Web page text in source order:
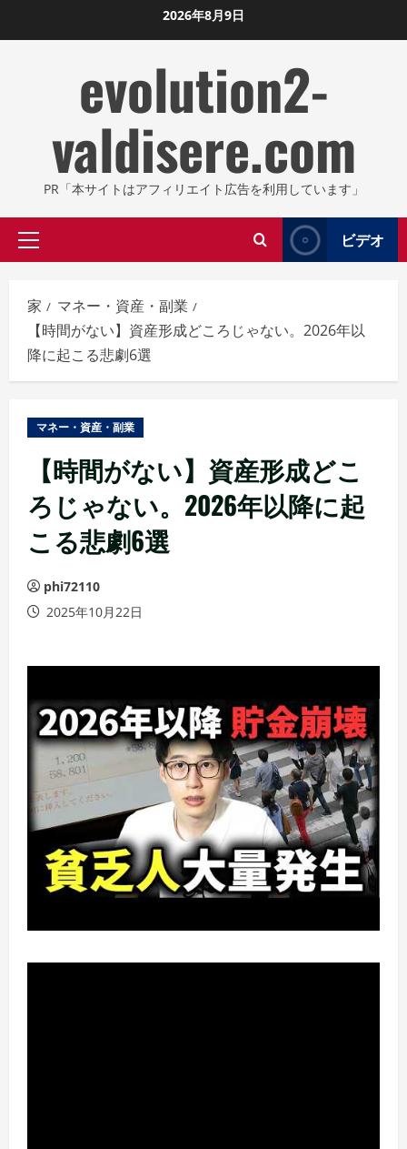
ン
2026年8月9日
evolution2-
valdisere.com
PR「本サイトはアフィリエイト広告を利用しています」
プ
イ
マ
リ
メ
ニ
ー
ビデオ
家
マネー・資産・副業
【時間がない】資産形成どころじゃない。2026年以
降に起こる悲劇6選
マネー・資産・副業
【時間がない】資産形成どこ
ろじゃない。2026年以降に起
こる悲劇6選
phi72110
2025年10月22日